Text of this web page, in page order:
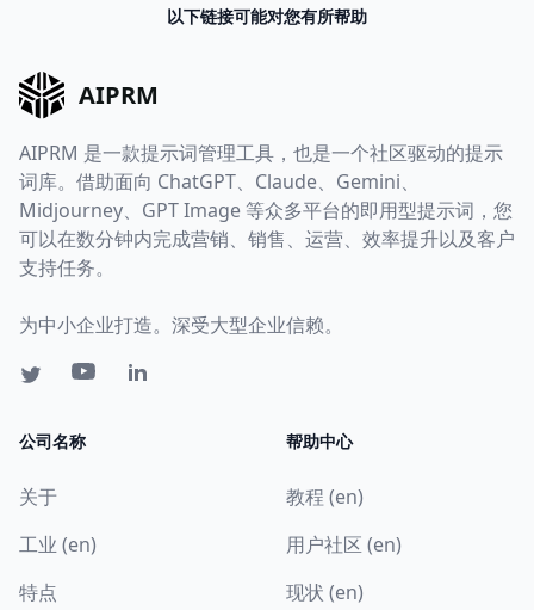
以下链接可能对您有所帮助
AIPRM
AIPRM 是一款提示词管理工具，也是一个社区驱动的提示
词库。借助面向 ChatGPT、Claude、Gemini、
Midjourney、GPT Image 等众多平台的即用型提示词，您
可以在数分钟内完成营销、销售、运营、效率提升以及客户
支持任务。
为中小企业打造。深受大型企业信赖。
公司名称
关于
工业 (en)
特点
帮助中心
教程 (en)
用户社区 (en)
现状 (en)